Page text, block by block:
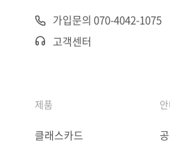
가입문의 070-4042-1075
고객센터
제품
클래스카드